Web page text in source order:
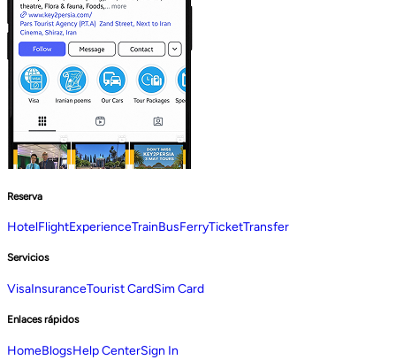
Reserva
HotelFlightExperienceTrainBusFerryTicketTransfer
Servicios
VisaInsuranceTourist CardSim Card
Enlaces rápidos
HomeBlogsHelp CenterSign In